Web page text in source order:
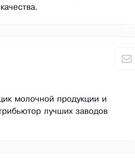
молочной продукции и
лучших заводов